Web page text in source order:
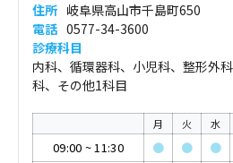
住所 岐阜県高山市千島町650
電話 0577-34-3600
診療科目
内科、循環器科、小児科、整形外
科、その他1科目
月 火 水
09:00 ~11:30 ● ● ●